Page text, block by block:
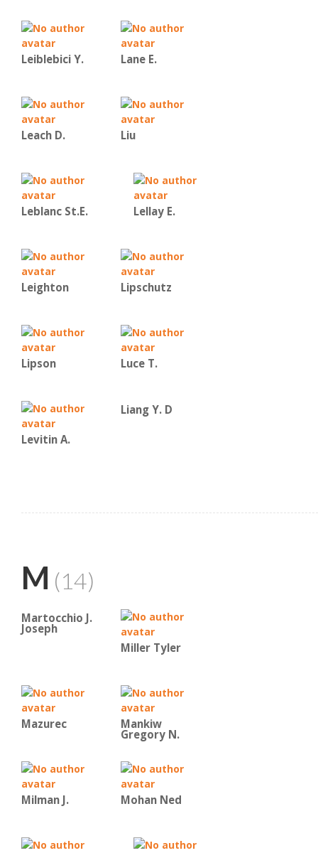
Leiblebici Y. Lane E.
Leach D. Liu
Leblanc St.E. Lellay E.
Leighton Lipschutz
Lipson Luce T.
Levitin A.
Liang Y. D
M (14)
Martocchio J.
Joseph
Miller Tyler
Mazurec Mankiw
Gregory N.
Milman J. Mohan Ned